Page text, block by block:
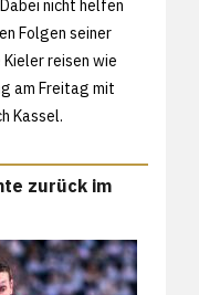
nicht helfen
Folgen seiner
reisen wie
am Freitag mit
Kassel.
zurück im